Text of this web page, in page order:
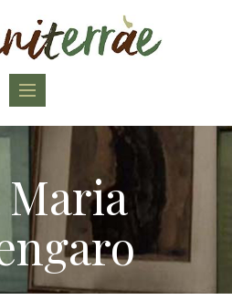
Toggle
Maria